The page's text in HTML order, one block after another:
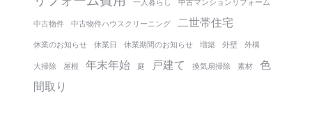
一人暮らし 中古マンションリフォーム
中古物件 中古物件ハウスクリーニング 二世帯住宅
休業のお知らせ 休業日 休業期間のお知らせ 増築 外壁 外構
大掃除 屋根 年末年始 庭 戸建て 換気扇掃除 素材
色
間取り